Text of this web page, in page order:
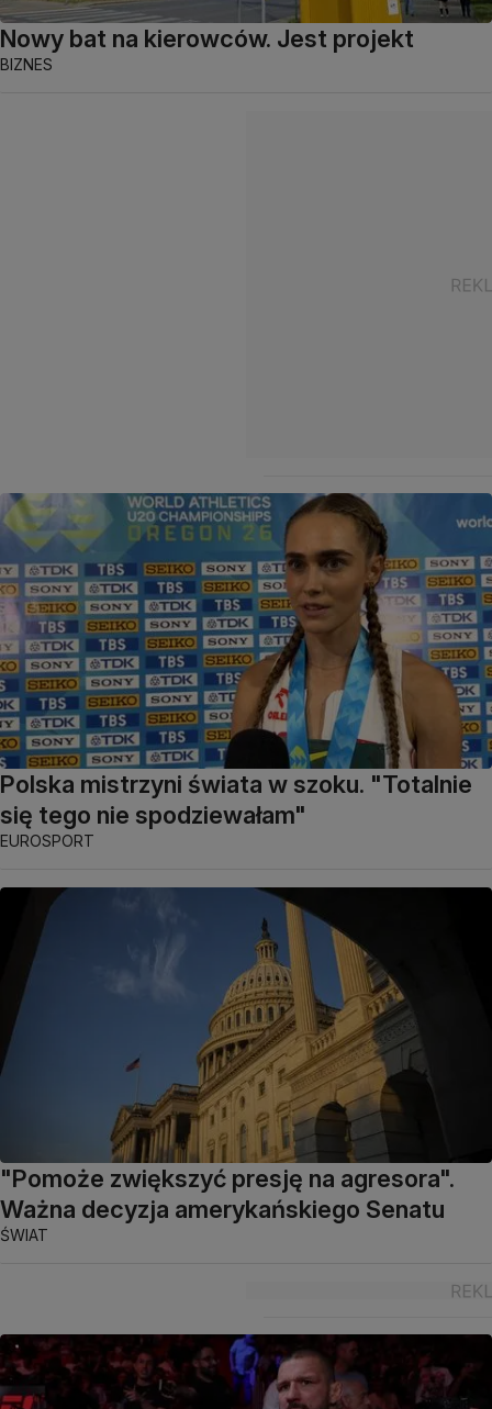
Nowy bat na kierowców. Jest projekt
BIZNES
Polska mistrzyni świata w szoku. "Totalnie
się tego nie spodziewałam"
EUROSPORT
"Pomoże zwiększyć presję na agresora".
Ważna decyzja amerykańskiego Senatu
ŚWIAT